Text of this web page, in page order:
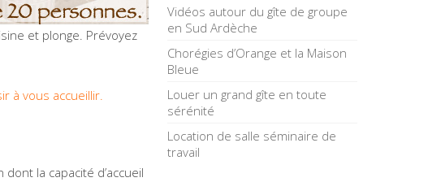
et plonge. Prévoyez
à vous accueillir.
la capacité d’accueil
Vidéos autour du gîte de groupe
en Sud Ardèche
Chorégies d’Orange et la Maison
Bleue
Louer un grand gîte en toute
sérénité
Location de salle séminaire de
travail